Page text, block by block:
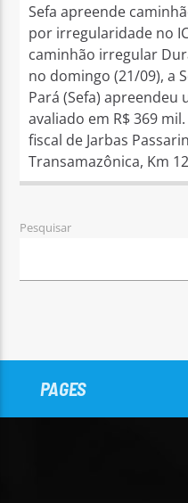
Sefa apreende
por irregularidade no
caminhão irregular
no domingo (21/09), a
Pará (Sefa) apreendeu
avaliado em R$ 369
fiscal de Jarbas
Transamazônica, Km
Pesquisar
PAGES